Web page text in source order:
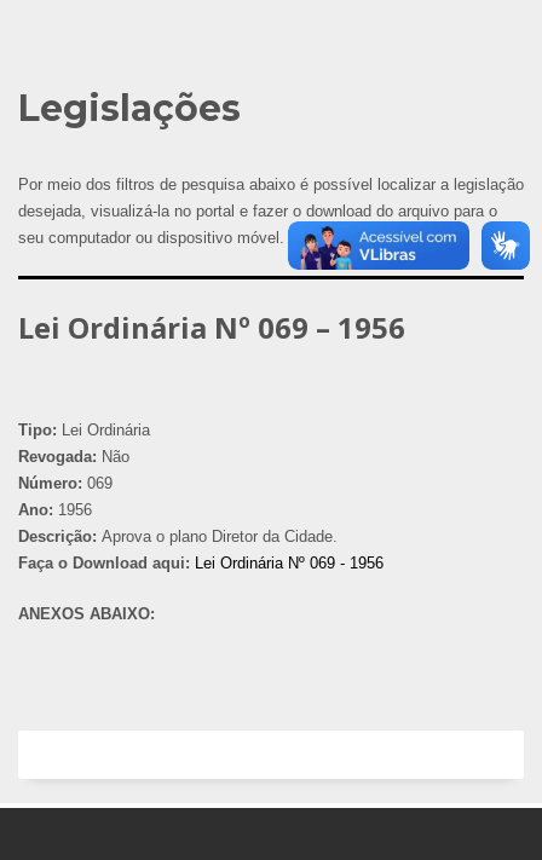
Legislações
Por meio dos filtros de pesquisa abaixo é possível localizar a legislação
desejada, visualizá-la no portal e fazer o download do arquivo para o
seu computador ou dispositivo móvel.
Lei Ordinária Nº 069 – 1956
Tipo: Lei Ordinária
Revogada: Não
Número: 069
Ano: 1956
Descrição: Aprova o plano Diretor da Cidade.
Faça o Download aqui: Lei Ordinária Nº 069 - 1956
ANEXOS ABAIXO: